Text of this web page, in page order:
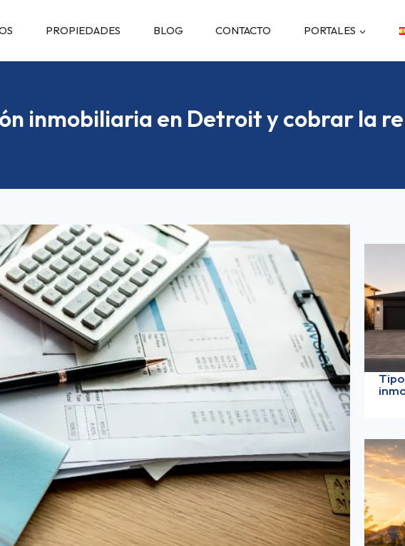
PROPIEDADES BLOG CONTACTO PORTALES
inmobiliaria en Detroit y cobrar la